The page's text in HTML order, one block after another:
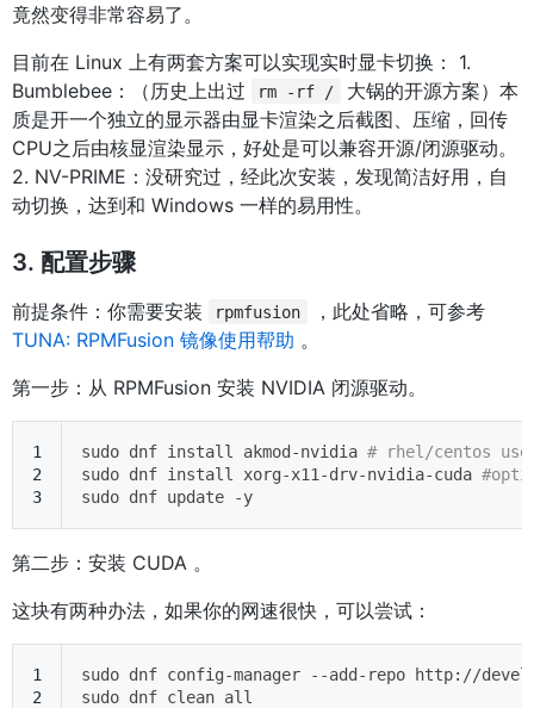
竟然变得非常容易了。
目前在 Linux 上有两套方案可以实现实时显卡切换： 1.
Bumblebee：（历史上出过
rm -rf /
大锅的开源方案）本
质是开一个独立的显示器由显卡渲染之后截图、压缩，回传
CPU之后由核显渲染显示，好处是可以兼容开源/闭源驱动。
2. NV-PRIME：没研究过，经此次安装，发现简洁好用，自
动切换，达到和 Windows 一样的易用性。
3. 配置步骤
前提条件：你需要安装 rpmfusion
，此处省略，可参考
TUNA: RPMFusion 镜像使用帮助 。
第一步：从 RPMFusion 安装 NVIDIA 闭源驱动。
1
2
3
sudo dnf install akmod-nvidia # rhel/centos
sudo dnf install xorg-x11-drv-nvidia-cuda
sudo dnf update -y
第二步：安装 CUDA 。
这块有两种办法，如果你的网速很快，可以尝试：
1
2
sudo dnf config-manager --add-repo http://
sudo dnf clean all